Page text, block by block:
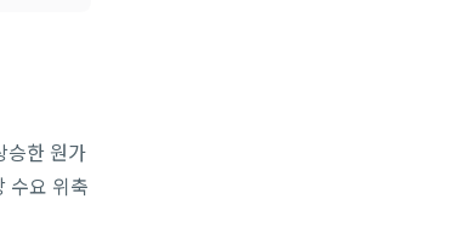
승한 원가
수요 위축